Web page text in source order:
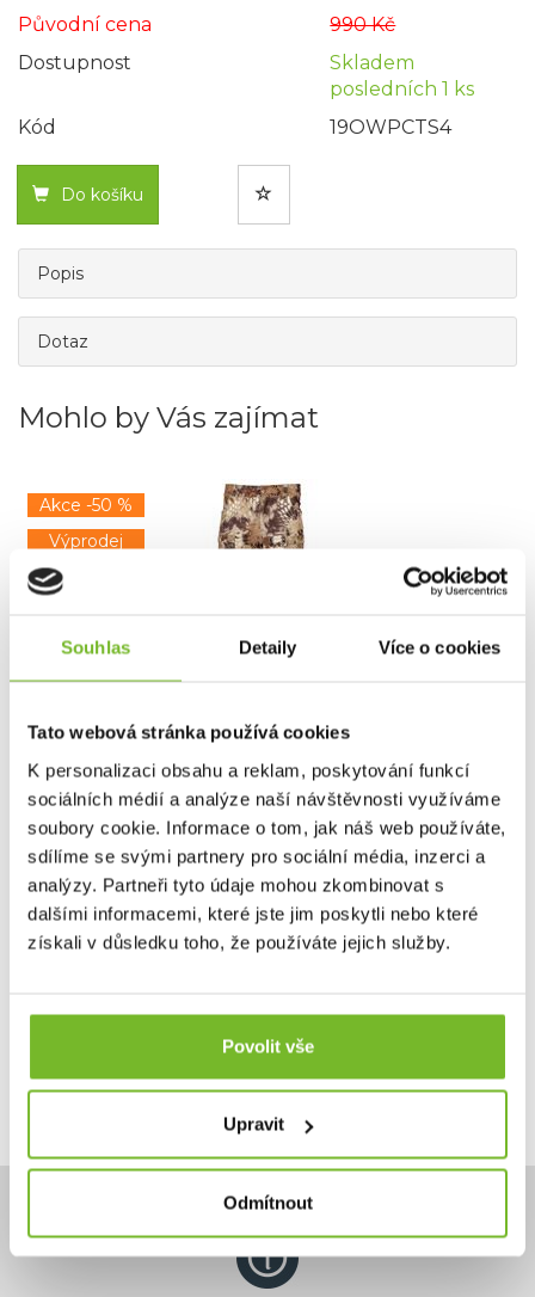
Souhlas Detaily Více o cookies
Tato webová stránka používá cookies
K personalizaci obsahu a reklam, poskytování funkcí
sociálních médií a analýze naší návštěvnosti využíváme
soubory cookie. Informace o tom, jak náš web používáte,
sdílíme se svými partnery pro sociální média, inzerci a
analýzy. Partneři tyto údaje mohou zkombinovat s
dalšími informacemi, které jste jim poskytli nebo které
získali v důsledku toho, že používáte jejich služby.
Povolit vše
Upravit
Odmítnout
Původní cena
990 Kč
Dostupnost
Skladem
posledních 1 ks
Kód
19OWPCTS4
Do košíku
Popis
Dotaz
Mohlo by Vás zajímat
Akce -50 %
Výprodej
Kalhoty Kryptek AlaiosUniverzální kalhoty, které si
zamiluje...
2 495 Kč
4 990 Kč